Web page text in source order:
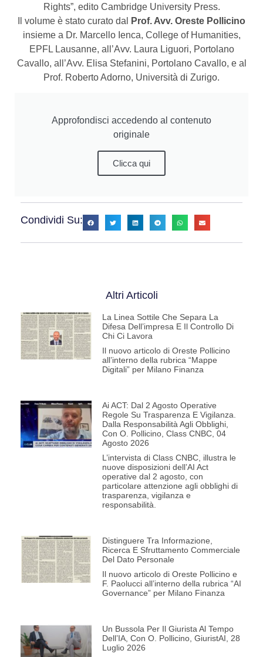
Rights”, edito Cambridge University Press.
Il volume è stato curato dal
Prof. Avv. Oreste Pollicino
insieme a Dr. Marcello Ienca, College of Humanities,
EPFL Lausanne, all’Avv. Laura Liguori, Portolano
Cavallo, all’Avv. Elisa Stefanini, Portolano Cavallo, e al
Prof. Roberto Adorno, Università di Zurigo.
Approfondisci accedendo al contenuto
originale
Clicca qui
Condividi Su:
Altri Articoli
La Linea Sottile Che Separa La
Difesa Dell’impresa E Il Controllo Di
Chi Ci Lavora
Il nuovo articolo di Oreste Pollicino
all’interno della rubrica “Mappe
Digitali” per Milano Finanza
Ai ACT: Dal 2 Agosto Operative
Regole Su Trasparenza E Vigilanza.
Dalla Responsabilità Agli Obblighi,
Con O. Pollicino, Class CNBC, 04
Agosto 2026
L’intervista di Class CNBC, illustra le
nuove disposizioni dell’AI Act
operative dal 2 agosto, con
particolare attenzione agli obblighi di
trasparenza, vigilanza e
responsabilità.
Distinguere Tra Informazione,
Ricerca E Sfruttamento Commerciale
Del Dato Personale
Il nuovo articolo di Oreste Pollicino e
F. Paolucci all’interno della rubrica “AI
Governance” per Milano Finanza
Un Bussola Per Il Giurista Al Tempo
Dell’IA, Con O. Pollicino, GiuristAI, 28
Luglio 2026